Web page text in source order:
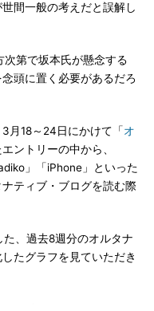
間一般の考えだと誤解し
第で坂本氏が懸念する
頭に置く必要があるだろ
月18～24日にかけて「オ
ントリーの中から、
」「iPhone」といった
ティブ・ブログを読む際
、過去8週分のオルタナ
たグラフを見ていただき